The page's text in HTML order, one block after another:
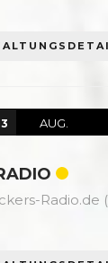
AUG.
Radio.de